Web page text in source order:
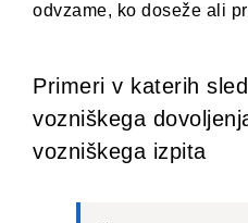
odvzame, ko doseže ali
Primeri v katerih
vozniškega
vozniškega izpita